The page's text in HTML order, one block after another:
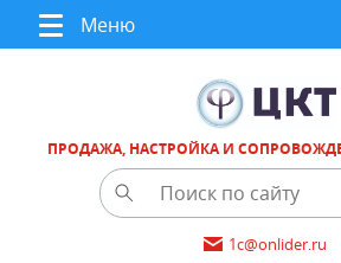
Меню
ПРОДАЖА, НАСТРОЙКА И
1c@onlider.ru